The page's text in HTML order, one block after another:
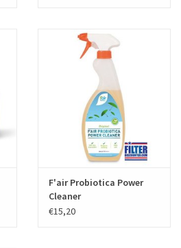
F'air Probiotica Power
Cleaner
€15,20